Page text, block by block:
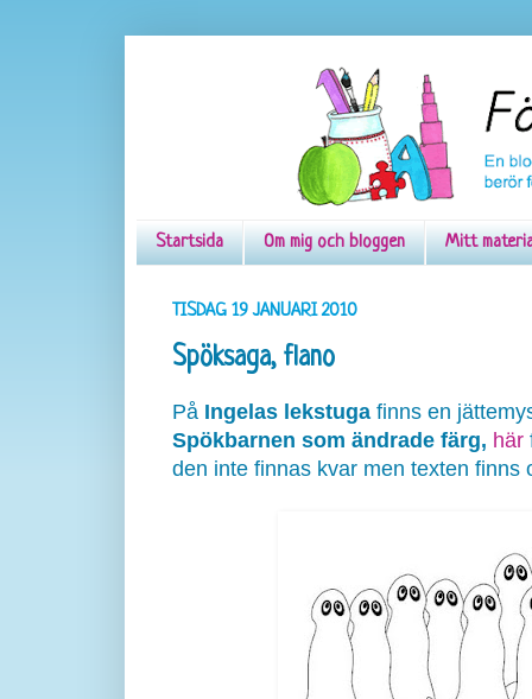
Startsida Om mig och bloggen Mitt
TISDAG 19 JANUARI 2010
Spöksaga, flano
På Ingelas lekstuga finns en
Spökbarnen som ändrade färg, här
den inte finnas kvar men texten finns